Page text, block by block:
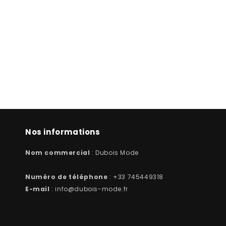
Nos informations
Nom commercial : Dubois Mode
Numéro de téléphone : +33 745449318
E-mail : info@dubois-mode.fr